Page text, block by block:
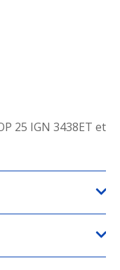
25 IGN 3438ET et